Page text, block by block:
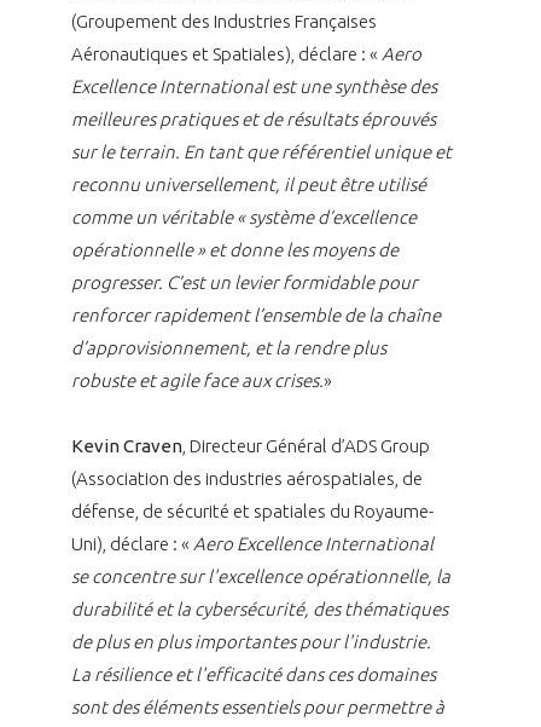
(Groupement des Industries Françaises
Aéronautiques et Spatiales), déclare : « Aero
Excellence International est une synthèse des
meilleures pratiques et de résultats éprouvés
sur le terrain. En tant que référentiel unique et
reconnu universellement, il peut être utilisé
comme un véritable « système d’excellence
opérationnelle » et donne les moyens de
progresser. C’est un levier formidable pour
renforcer rapidement l’ensemble de la chaîne
d’approvisionnement, et la rendre plus
robuste et agile face aux crises.»
Kevin Craven, Directeur Général d’ADS Group
(Association des industries aérospatiales, de
défense, de sécurité et spatiales du Royaume-
Uni), déclare : « Aero Excellence International
se concentre sur l'excellence opérationnelle, la
durabilité et la cybersécurité, des thématiques
de plus en plus importantes pour l'industrie.
La résilience et l'efficacité dans ces domaines
sont des éléments essentiels pour permettre à